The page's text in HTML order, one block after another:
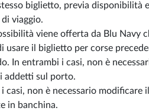
biglietto, previa disponibilità
viaggio.
viene offerta da Blu Navy
usare il biglietto per corse
In entrambi i casi, non è
addetti sul porto.
i casi, non è necessario
in banchina.